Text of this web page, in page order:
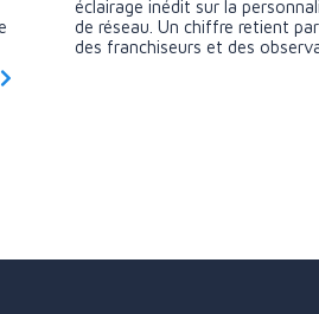
éclairage inédit sur la
de réseau. Un chiffre retient
des franchiseurs et des